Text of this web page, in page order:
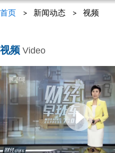
首页 新闻动态 视频
视频 Video